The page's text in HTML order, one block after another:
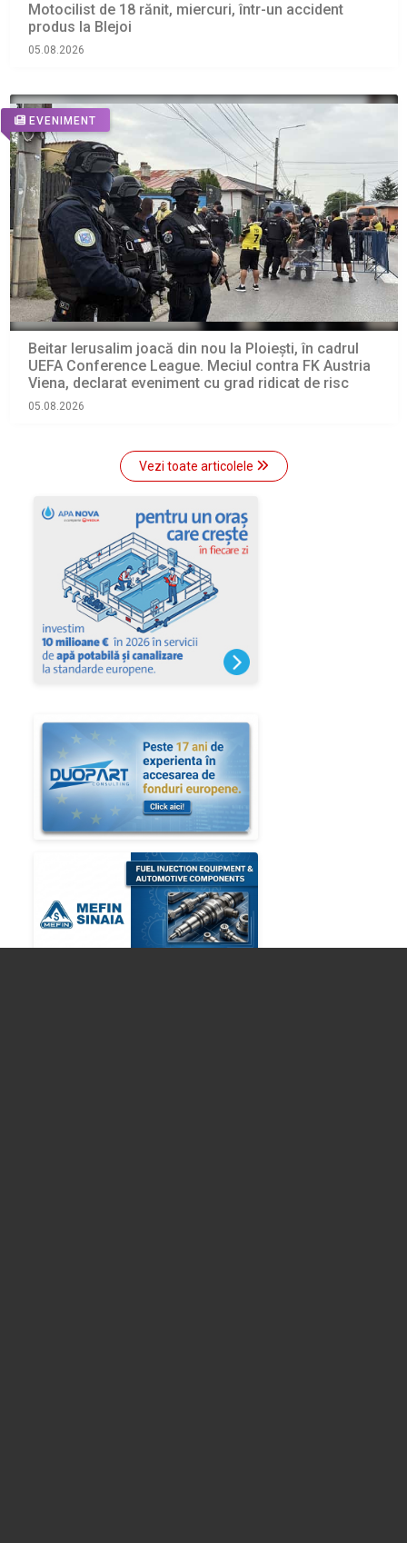
Motocilist de 18 rănit, miercuri, într-un accident
produs la Blejoi
05.08.2026
EVENIMENT
Beitar Ierusalim joacă din nou la Ploiești, în cadrul
UEFA Conference League. Meciul contra FK Austria
Viena, declarat eveniment cu grad ridicat de risc
05.08.2026
Vezi toate articolele